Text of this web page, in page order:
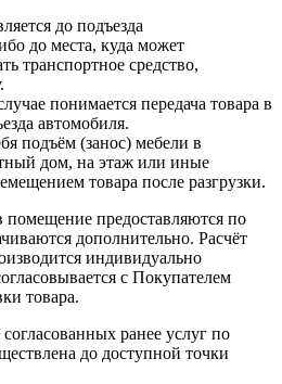
до подъезда
до места, куда может
транспортное средство,
понимается передача товара в
автомобиля.
подъём (занос) мебели в
дом, на этаж или иные
товара после разгрузки.
помещение предоставляются по
дополнительно. Расчёт
индивидуально
с Покупателем
товара.
ранее услуг по
до доступной точки